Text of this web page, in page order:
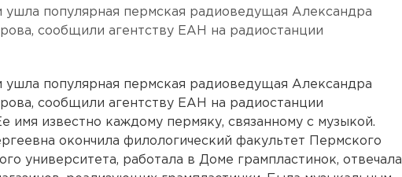
ушла популярная пермская радиоведущая Александра
сообщили агентству ЕАН на радиостанции
ушла популярная пермская радиоведущая Александра
сообщили агентству ЕАН на радиостанции
имя известно каждому пермяку, связанному с музыкой.
окончила филологический факультет Пермского
университета, работала в Доме грампластинок, отвечала